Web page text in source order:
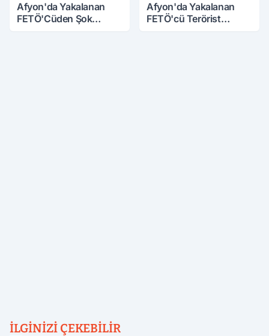
Afyon'da Yakalanan
FETÖ'Cüden Şok
Afyon'da Yakalanan
FETÖ'cü Terörist
İLGINIZI ÇEKEBILIR